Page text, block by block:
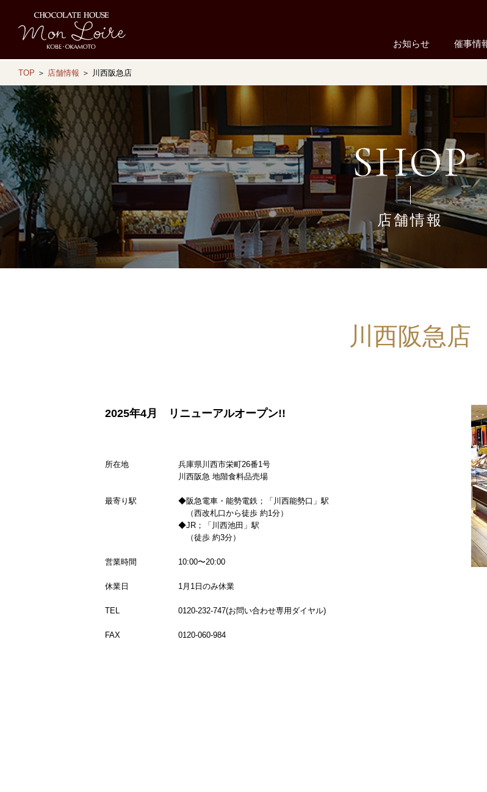
お知らせ 催事情
TOP ＞ 店舗情報 ＞ 川西阪急店
SHOP
店舗情報
川西阪急店
2025年4月 リニューアルオープン!!
所在地
兵庫県川西市栄町26番1号
川西阪急 地階食料品売場
最寄り駅
◆阪急電車・能勢電鉄；「川西能勢口」駅
（西改札口から徒歩 約1分）
◆JR；「川西池田」駅
（徒歩 約3分）
営業時間 10:00〜20:00
休業日 1月1日のみ休業
TEL 0120-232-747(お問い合わせ専用ダイヤル)
FAX 0120-060-984